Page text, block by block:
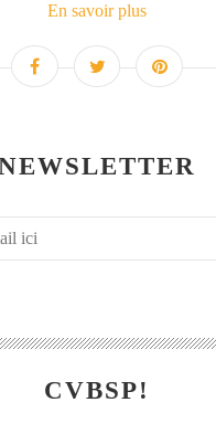
En savoir plus
CVBSP!